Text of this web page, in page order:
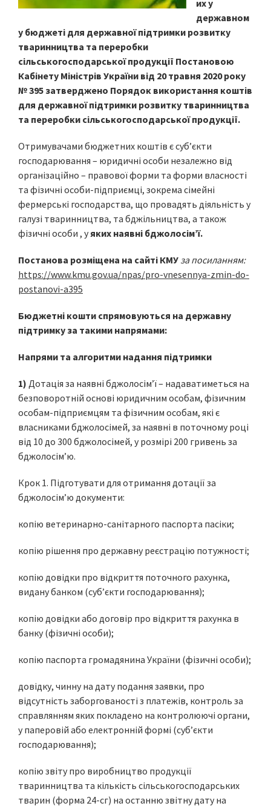
их у
державном
у бюджеті для державної підтримки розвитку
тваринництва та переробки
сільськогосподарської продукції Постановою
Кабінету Міністрів України від 20 травня 2020 року
№ 395 затверджено Порядок використання коштів
для державної підтримки розвитку тваринництва
та переробки сільськогосподарської продукції.
Отримувачами бюджетних коштів є суб’єкти
господарювання – юридичні особи незалежно від
організаційно – правової форми та форми власності
та фізичні особи-підприємці, зокрема сімейні
фермерські господарства, що провадять діяльність у
галузі тваринництва, та бджільництва, а також
фізичні особи , уяких наявні бджолосім’ї.
Постанова розміщена на сайті КМУ за посиланням:
https://www.kmu.gov.ua/npas/pro-vnesennya-zmin-do-
postanovi-a395
Бюджетні кошти спрямовуються на державну
підтримку за такими напрямами:
Напрями та алгоритми надання підтримки
1) Дотація за наявні бджолосім’ї – надаватиметься на
безповоротній основі юридичним особам, фізичним
особам-підприємцям та фізичним особам, які є
власниками бджолосімей, за наявні в поточному році
від 10 до 300 бджолосімей, у розмірі 200 гривень за
бджолосім’ю.
Крок 1. Підготувати для отримання дотації за
бджолосім’ю документи:
копію ветеринарно-санітарного паспорта пасіки;
копію рішення про державну реєстрацію потужності;
копію довідки про відкриття поточного рахунка,
видану банком (суб’єкти господарювання);
копію довідки або договір про відкриття рахунка в
банку (фізичні особи);
копію паспорта громадянина України (фізичні особи);
довідку, чинну на дату подання заявки, про
відсутність заборгованості з платежів, контроль за
справлянням яких покладено на контролюючі органи,
у паперовій або електронній формі (суб’єкти
господарювання);
копію звіту про виробництво продукції
тваринництва та кількість сільськогосподарських
тварин (форма 24-сг) на останню звітну дату на